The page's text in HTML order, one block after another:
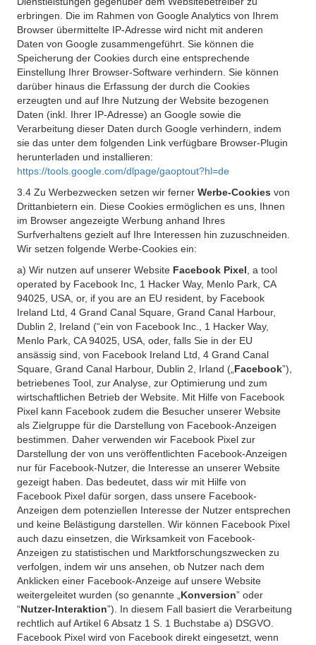
erbringen. Die im Rahmen von Google Analytics von Ihrem
Browser übermittelte IP-Adresse wird nicht mit anderen
Daten von Google zusammengeführt. Sie können die
Speicherung der Cookies durch eine entsprechende
Einstellung Ihrer Browser-Software verhindern. Sie können
darüber hinaus die Erfassung der durch die Cookies
erzeugten und auf Ihre Nutzung der Website bezogenen
Daten (inkl. Ihrer IP-Adresse) an Google sowie die
Verarbeitung dieser Daten durch Google verhindern, indem
sie das unter dem folgenden Link verfügbare Browser-Plugin
herunterladen und installieren:
https://tools.google.com/dlpage/gaoptout?hl=de
3.4 Zu Werbezwecken setzen wir ferner Werbe-Cookies von
Drittanbietern ein. Diese Cookies ermöglichen es uns, Ihnen
im Browser angezeigte Werbung anhand Ihres
Surfverhaltens gezielt auf Ihre Interessen hin zuzuschneiden.
Wir setzen folgende Werbe-Cookies ein:
a) Wir nutzen auf unserer Website Facebook Pixel , a tool
operated by Facebook Inc, 1 Hacker Way, Menlo Park, CA
94025, USA, or, if you are an EU resident, by Facebook
Ireland Ltd, 4 Grand Canal Square, Grand Canal Harbour,
Dublin 2, Ireland (“ein von Facebook Inc., 1 Hacker Way,
Menlo Park, CA 94025, USA, oder, falls Sie in der EU
ansässig sind, von Facebook Ireland Ltd, 4 Grand Canal
Square, Grand Canal Harbour, Dublin 2, Irland („ Facebook”),
betriebenes Tool, zur Analyse, zur Optimierung und zum
wirtschaftlichen Betrieb der Website. Mit Hilfe von Facebook
Pixel kann Facebook zudem die Besucher unserer Website
als Zielgruppe für die Darstellung von Facebook-Anzeigen
bestimmen. Daher verwenden wir Facebook Pixel zur
Darstellung der von uns veröffentlichten Facebook-Anzeigen
nur für Facebook-Nutzer, die Interesse an unserer Website
gezeigt haben. Das bedeutet, dass wir mit Hilfe von
Facebook Pixel dafür sorgen, dass unsere Facebook-
Anzeigen dem potenziellen Interesse der Nutzer entsprechen
und keine Belästigung darstellen. Wir können Facebook Pixel
auch dazu einsetzen, die Wirksamkeit von Facebook-
Anzeigen zu statistischen und Marktforschungszwecken zu
verfolgen, indem wir uns ansehen, ob Nutzer nach dem
Anklicken einer Facebook-Anzeige auf unsere Website
weitergeleitet wurden (so genannte „ Konversion” oder
“Nutzer-Interaktion”). In diesem Fall basiert die Verarbeitung
rechtlich auf Artikel 6 Absatz 1 S. 1 Buchstabe a) DSGVO.
Facebook Pixel wird von Facebook direkt eingesetzt, wenn